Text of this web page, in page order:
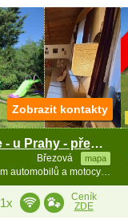
Rodinná chata v lese - u Prahy - přehrada Vrané
Březová mapa
102.7 km vzdušně od Muzeum automobilů a motocyklů
Zobrazit kontakty
1x
Ceník
ZDE